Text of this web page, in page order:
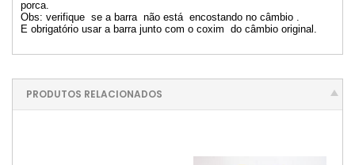
porca.
Obs: verifique se a barra não está encostando no câmbio .
E obrigatório usar a barra junto com o coxim do câmbio original.
PRODUTOS RELACIONADOS